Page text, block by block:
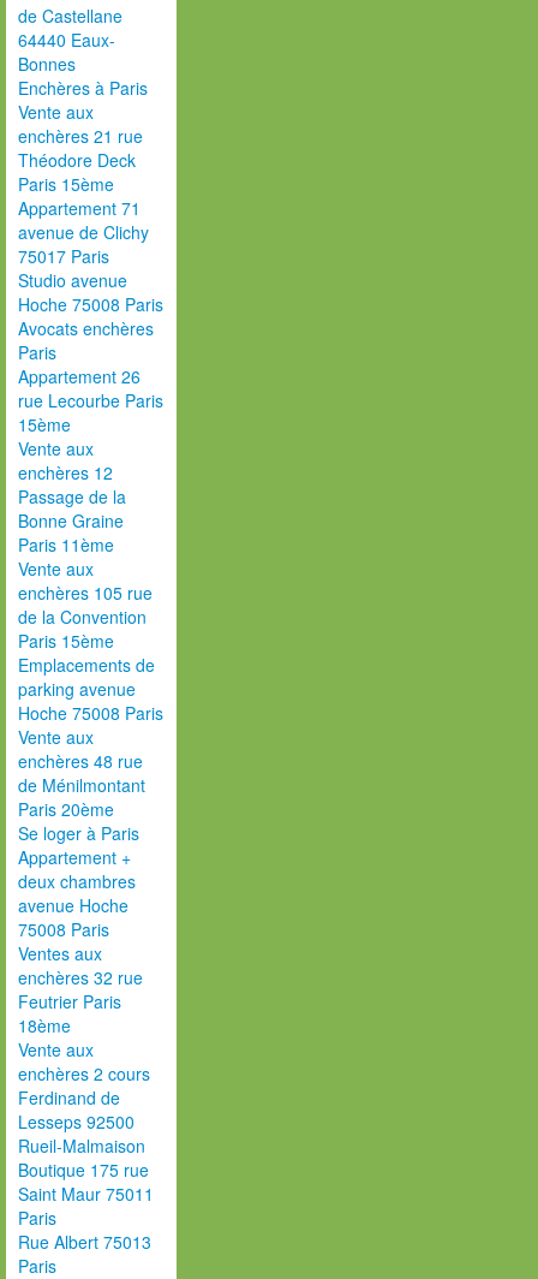
de Castellane
64440 Eaux-
Bonnes
Enchères à Paris
Vente aux
enchères 21 rue
Théodore Deck
Paris 15ème
Appartement 71
avenue de Clichy
75017 Paris
Studio avenue
Hoche 75008 Paris
Avocats enchères
Paris
Appartement 26
rue Lecourbe Paris
15ème
Vente aux
enchères 12
Passage de la
Bonne Graine
Paris 11ème
Vente aux
enchères 105 rue
de la Convention
Paris 15ème
Emplacements de
parking avenue
Hoche 75008 Paris
Vente aux
enchères 48 rue
de Ménilmontant
Paris 20ème
Se loger à Paris
Appartement +
deux chambres
avenue Hoche
75008 Paris
Ventes aux
enchères 32 rue
Feutrier Paris
18ème
Vente aux
enchères 2 cours
Ferdinand de
Lesseps 92500
Rueil-Malmaison
Boutique 175 rue
Saint Maur 75011
Paris
Rue Albert 75013
Paris